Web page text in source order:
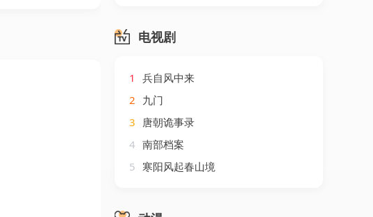
电视剧
1
兵自风中来
2 九门
3 唐朝诡事录
4 南部档案
5 寒阳风起春山境